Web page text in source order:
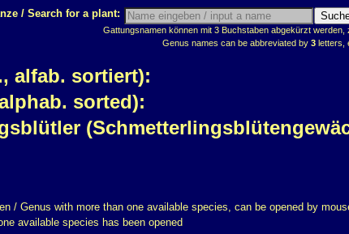
/ Search for a plant:
Gattungsnamen können mit 3 Buchstaben abgekürzt werden,
Genus names can be abbreviated by 3 letters,
alfab. sortiert):
sorted):
/ Genus with more than one available species, can be opened by
available species has been opened